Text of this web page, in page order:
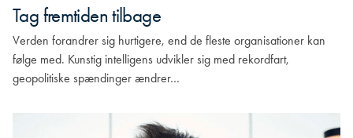
Tag fremtiden tilbage
Verden forandrer sig hurtigere, end de fleste organisationer kan
følge med. Kunstig intelligens udvikler sig med rekordfart,
geopolitiske spændinger ændrer…